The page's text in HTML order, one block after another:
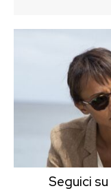
Seguici su